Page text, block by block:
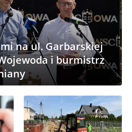
na ul. Garbarskiej
i burmistrz